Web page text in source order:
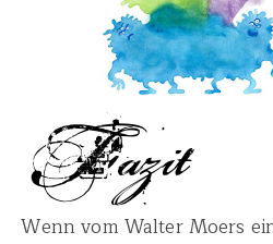
Wenn vom Walter Moers